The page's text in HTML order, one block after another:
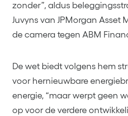
zonder”, aldus
Juvyns van JPMorgan Asset
de camera tegen ABM
De wet biedt volgens hem
voor hernieuwbare
energie, “maar werpt geen
op voor de verdere